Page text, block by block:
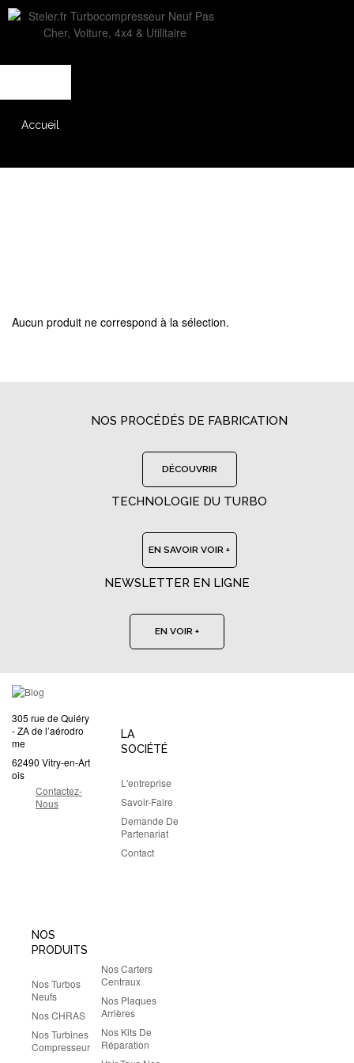
Accueil
Aucun produit ne correspond à la sélection.
NOS PROCÉDÉS DE FABRICATION
DÉCOUVRIR
TECHNOLOGIE DU TURBO
EN SAVOIR VOIR +
NEWSLETTER EN LIGNE
EN VOIR +
305 rue de Quiéry
- ZA de l’aérodro
me
62490 Vitry-en-Art
ois
Contactez-
Nous
LA
SOCIÉTÉ
L'entreprise
Savoir-Faire
Demande De
Partenariat
Contact
NOS
PRODUITS
Nos Turbos
Neufs
Nos CHRAS
Nos Turbines
Compresseur
Nos Carters
Centraux
Nos Plaques
Arrières
Nos Kits De
Réparation